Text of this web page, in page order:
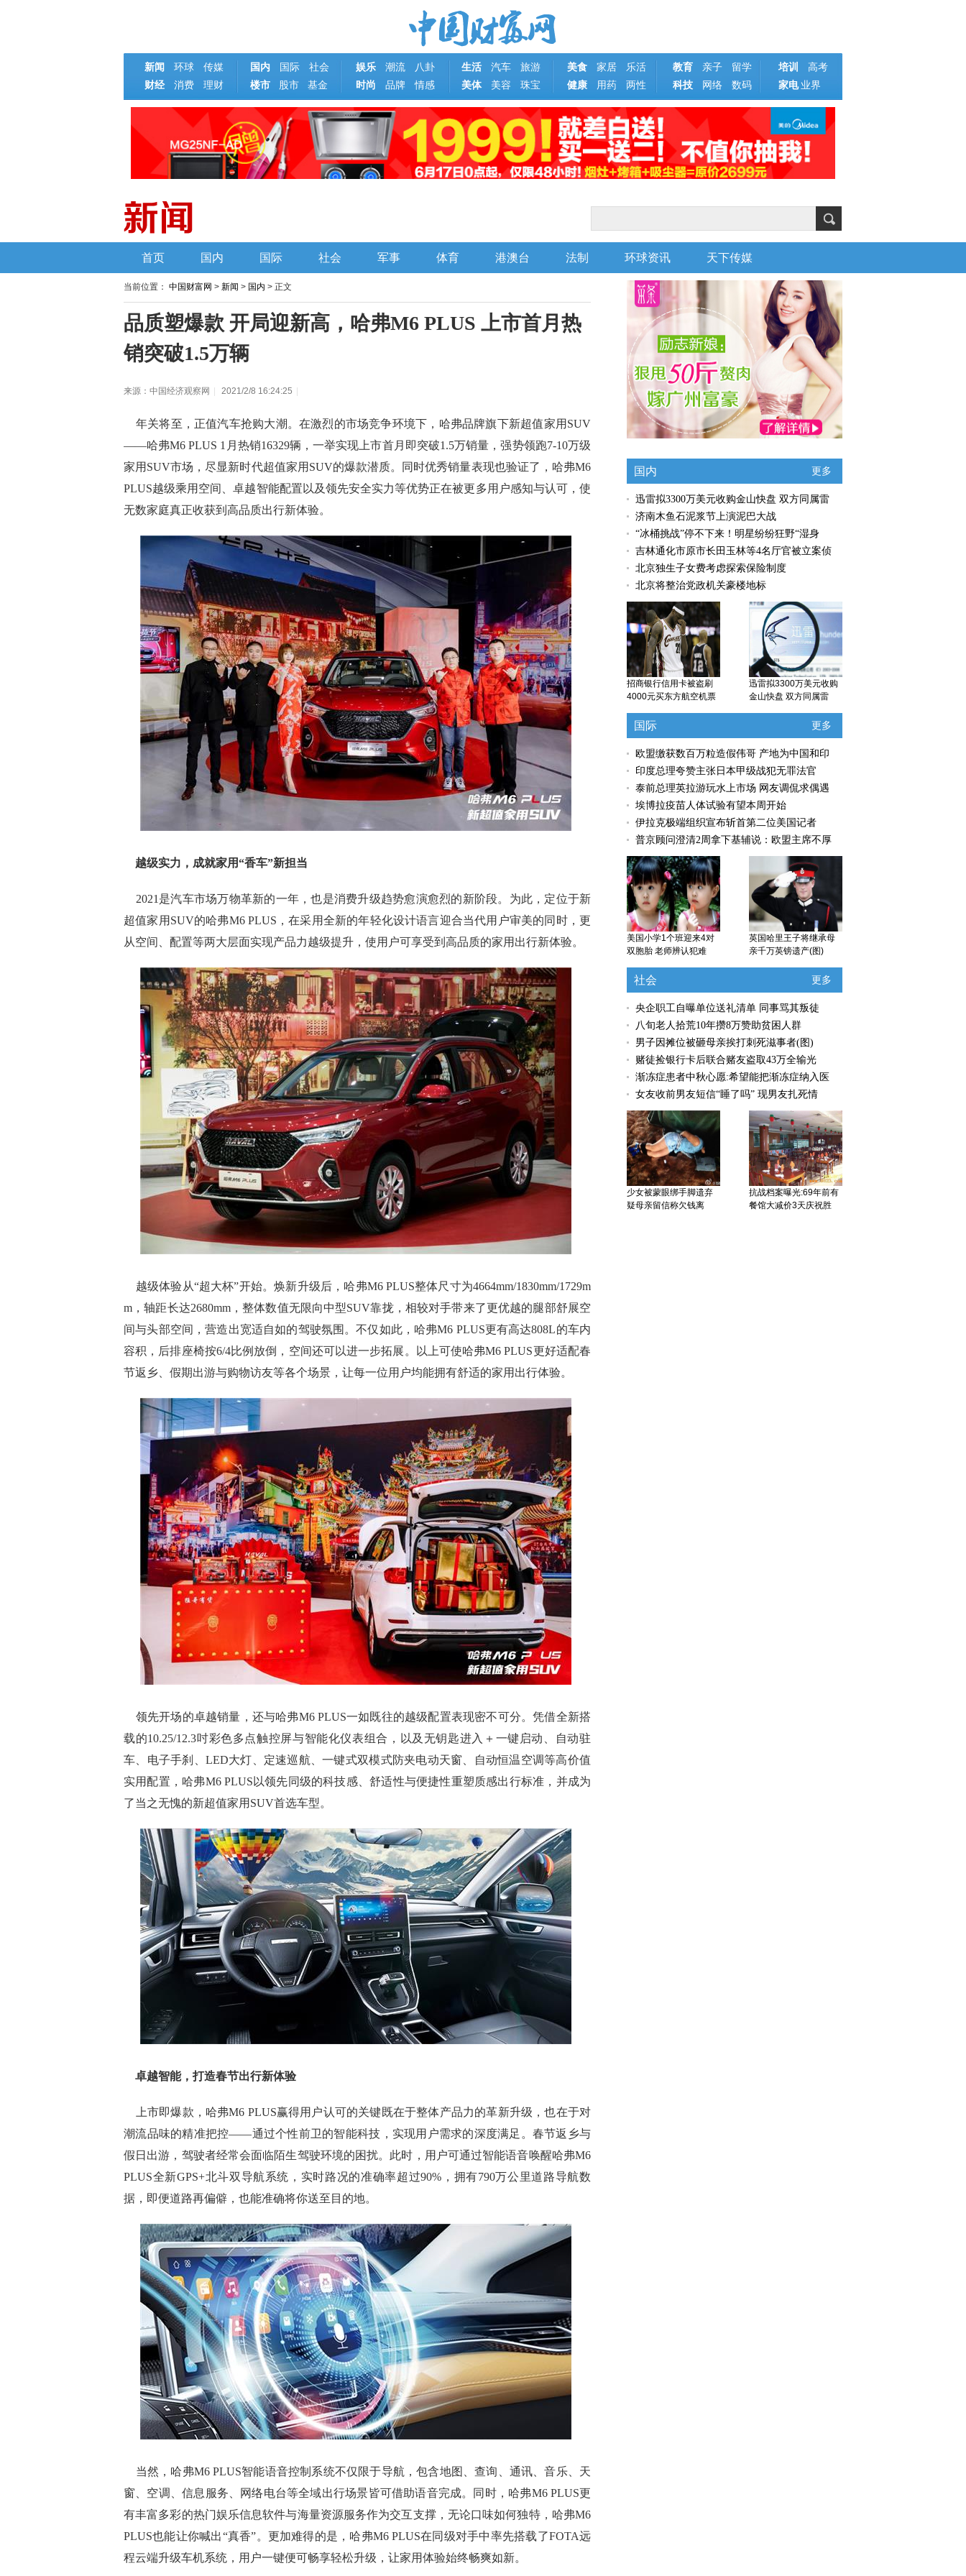
新闻 环球 传媒 国内 国际 社会 娱乐 潮流 八卦 生活 汽车 旅游 美食 家居 乐活 教育 亲子 留学 培训
高考
财经
消费 理财 楼市 股市 基金 时尚 品牌 情感 美体 美容 珠宝 健康 用药 两性 科技 网络 数码 家电 业界
首页 国内 国际 社会 军事 体育 港澳台 法制 环球资讯 天下传媒
当前位置： 中国财富网 > 新闻 > 国内 > 正文
品质塑爆款 开局迎新高，哈弗M6 PLUS 上市首月热
销突破1.5万辆
来源：中国经济观察网 2021/2/8 16:24:25
年关将至，正值汽车抢购大潮。在激烈的市场竞争环境下，哈弗品牌旗下新超值家用SUV
——哈弗M6 PLUS 1月热销16329辆，一举实现上市首月即突破1.5万销量，强势领跑7-10万级
家用SUV市场，尽显新时代超值家用SUV的爆款潜质。同时优秀销量表现也验证了，哈弗M6
PLUS越级乘用空间、卓越智能配置以及领先安全实力等优势正在被更多用户感知与认可，使
无数家庭真正收获到高品质出行新体验。
越级实力，成就家用“香车”新担当
2021是汽车市场万物革新的一年，也是消费升级趋势愈演愈烈的新阶段。为此，定位于新
超值家用SUV的哈弗M6 PLUS，在采用全新的年轻化设计语言迎合当代用户审美的同时，更
从空间、配置等两大层面实现产品力越级提升，使用户可享受到高品质的家用出行新体验。
越级体验从“超大杯”开始。焕新升级后，哈弗M6 PLUS整体尺寸为4664mm/1830mm/1729m
m，轴距长达2680mm，整体数值无限向中型SUV靠拢，相较对手带来了更优越的腿部舒展空
间与头部空间，营造出宽适自如的驾驶氛围。不仅如此，哈弗M6 PLUS更有高达808L的车内
容积，后排座椅按6/4比例放倒，空间还可以进一步拓展。以上可使哈弗M6 PLUS更好适配春
节返乡、假期出游与购物访友等各个场景，让每一位用户均能拥有舒适的家用出行体验。
领先开场的卓越销量，还与哈弗M6 PLUS一如既往的越级配置表现密不可分。凭借全新搭
载的10.25/12.3吋彩色多点触控屏与智能化仪表组合，以及无钥匙进入＋一键启动、自动驻
车、电子手刹、LED大灯、定速巡航、一键式双模式防夹电动天窗、自动恒温空调等高价值
实用配置，哈弗M6 PLUS以领先同级的科技感、舒适性与便捷性重塑质感出行标准，并成为
了当之无愧的新超值家用SUV首选车型。
卓越智能，打造春节出行新体验
上市即爆款，哈弗M6 PLUS赢得用户认可的关键既在于整体产品力的革新升级，也在于对
潮流品味的精准把控——通过个性前卫的智能科技，实现用户需求的深度满足。春节返乡与
假日出游，驾驶者经常会面临陌生驾驶环境的困扰。此时，用户可通过智能语音唤醒哈弗M6
PLUS全新GPS+北斗双导航系统，实时路况的准确率超过90%，拥有790万公里道路导航数
据，即便道路再偏僻，也能准确将你送至目的地。
当然，哈弗M6 PLUS智能语音控制系统不仅限于导航，包含地图、查询、通讯、音乐、天
窗、空调、信息服务、网络电台等全域出行场景皆可借助语音完成。同时，哈弗M6 PLUS更
有丰富多彩的热门娱乐信息软件与海量资源服务作为交互支撑，无论口味如何独特，哈弗M6
PLUS也能让你喊出“真香”。更加难得的是，哈弗M6 PLUS在同级对手中率先搭载了FOTA远
程云端升级车机系统，用户一键便可畅享轻松升级，让家用体验始终畅爽如新。
国内 更多
迅雷拟3300万美元收购金山快盘 双方同属雷
济南木鱼石泥浆节上演泥巴大战
“冰桶挑战”停不下来！明星纷纷狂野“湿身
吉林通化市原市长田玉林等4名厅官被立案侦
北京独生子女费考虑探索保险制度
北京将整治党政机关豪楼地标
迅雷拟3300万美元收购
金山快盘 双方同属雷
招商银行信用卡被盗刷
4000元买东方航空机票
国际 更多
欧盟缴获数百万粒造假伟哥 产地为中国和印
印度总理夸赞主张日本甲级战犯无罪法官
泰前总理英拉游玩水上市场 网友调侃求偶遇
埃博拉疫苗人体试验有望本周开始
伊拉克极端组织宣布斩首第二位美国记者
普京顾问澄清2周拿下基辅说：欧盟主席不厚
英国哈里王子将继承母
亲千万英镑遗产(图)
美国小学1个班迎来4对
双胞胎 老师辨认犯难
社会 更多
央企职工自曝单位送礼清单 同事骂其叛徒
八旬老人拾荒10年攒8万赞助贫困人群
男子因摊位被砸母亲挨打刺死滋事者(图)
赌徒捡银行卡后联合赌友盗取43万全输光
渐冻症患者中秋心愿:希望能把渐冻症纳入医
女友收前男友短信“睡了吗” 现男友扎死情
抗战档案曝光:69年前有
餐馆大减价3天庆祝胜
少女被蒙眼绑手脚遗弃
疑母亲留信称欠钱离